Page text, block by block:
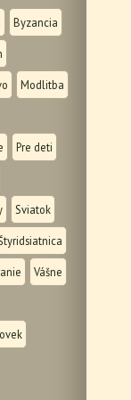
Byzancia
Modlitba
Pre deti
Sviatok
Vášne